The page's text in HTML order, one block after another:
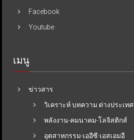
Facebook
Youtube
เมนู
ข่าวสาร
วิเคราะห์ บทความ ต่างประเทศ
พลังงาน-คมนาคม-โลจิสติกส์
อุตสาหกรรม-เออีซี-เอสเอมอี